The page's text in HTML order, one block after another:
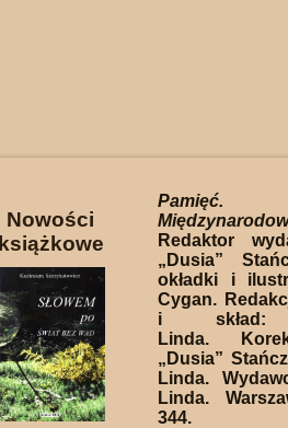
Nowości
książkowe
Redaktor
„Dusia”
okładki i
Cygan.
i skład:
Linda.
„Dusia”
Linda.
Linda.
344.